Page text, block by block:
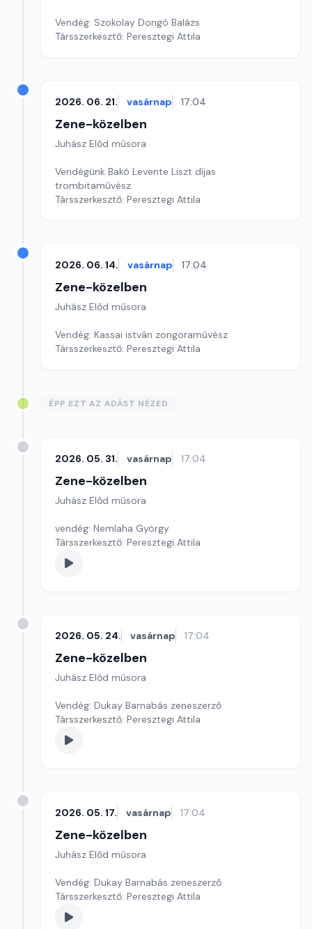
Vendég: Szokolay Dongó Balázs
Társszerkesztő: Peresztegi Attila
2026. 06. 21. vasárnap 17:04
Zene-közelben
Juhász Előd műsora
Vendégünk Bakó Levente Liszt díjas
trombitaművész
Társszerkesztő: Peresztegi Attila
2026. 06. 14. vasárnap 17:04
Zene-közelben
Juhász Előd műsora
Vendég: Kassai istván zongoraművész
Társszerkesztő: Peresztegi Attila
ÉPP EZT AZ ADÁST NÉZED
2026. 05. 31. vasárnap 17:04
Zene-közelben
Juhász Előd műsora
vendég: Nemlaha György
Társszerkesztő: Peresztegi Attila
2026. 05. 24. vasárnap 17:04
Zene-közelben
Juhász Előd műsora
Vendég: Dukay Barnabás zeneszerző
Társszerkesztő: Peresztegi Attila
2026. 05. 17. vasárnap 17:04
Zene-közelben
Juhász Előd műsora
Vendég: Dukay Barnabás zeneszerző
Társszerkesztő: Peresztegi Attila